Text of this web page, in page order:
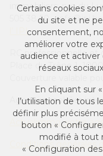
Certains cookies
du site et ne
consentement,
améliorer votre
audience et activer
réseaux
En cliquant sur
l’utilisation de tous
définir plus
bouton «
modifié à tout
« Configuration
immobiliers, rue du
505 38 50 -
l’ IPI
RC professionnelle
Place du Trône 1,
Agent immobilier
Actualimmo, votre
Conditions générales